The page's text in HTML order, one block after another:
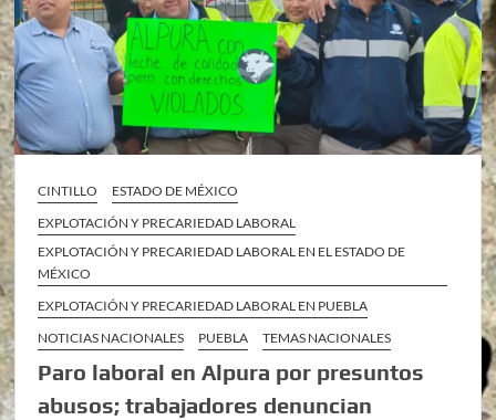
CINTILLO
ESTADO DE MÉXICO
EXPLOTACIÓN Y PRECARIEDAD LABORAL
EXPLOTACIÓN Y PRECARIEDAD LABORAL EN EL ESTADO DE
MÉXICO
EXPLOTACIÓN Y PRECARIEDAD LABORAL EN PUEBLA
NOTICIAS NACIONALES
PUEBLA TEMAS NACIONALES
Paro laboral en Alpura por presuntos
abusos; trabajadores denuncian